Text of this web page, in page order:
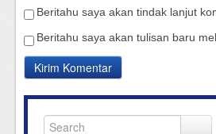
Beritahu saya akan tindak lanjut
Beritahu saya akan tulisan baru